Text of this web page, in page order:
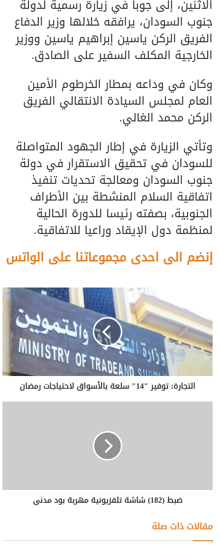
الاثنين، إلى جوبا في زيارة رسمية لدولة
جنوب السودان، يرافقه خلالها وزير الدفاع
الفريق الركن ياسين إبراهيم ياسين ووزير
الخارجية المكلف السفير على الصادق.
وكان في وداعه بمطار الخرطوم الأمين
العام لمجلس السيادة الانتقالي الفريق
الركن محمد الغالي.
وتأتي الزيارة في إطار الجهود المتواصلة
للسودان في تحقيق الاستقرار في دولة
جنوب السودان ومعالجة تحديات تنفيذ
اتفاقية السلام المنشطة بين الأطراف
الجنوبية، بصفته رئيسا للدورة الحالية
لمنظمة دول الإيقاد وراعيا للاتفاقية.
إنضم الى احدى مجموعاتنا على الواتس
التجارة: توفير "14" سلعة بالأسواق لاحتياجات رمضان
ضبط (182) شاشة تلفزيونية مهربة بود مدني
مقالات ذات صلة